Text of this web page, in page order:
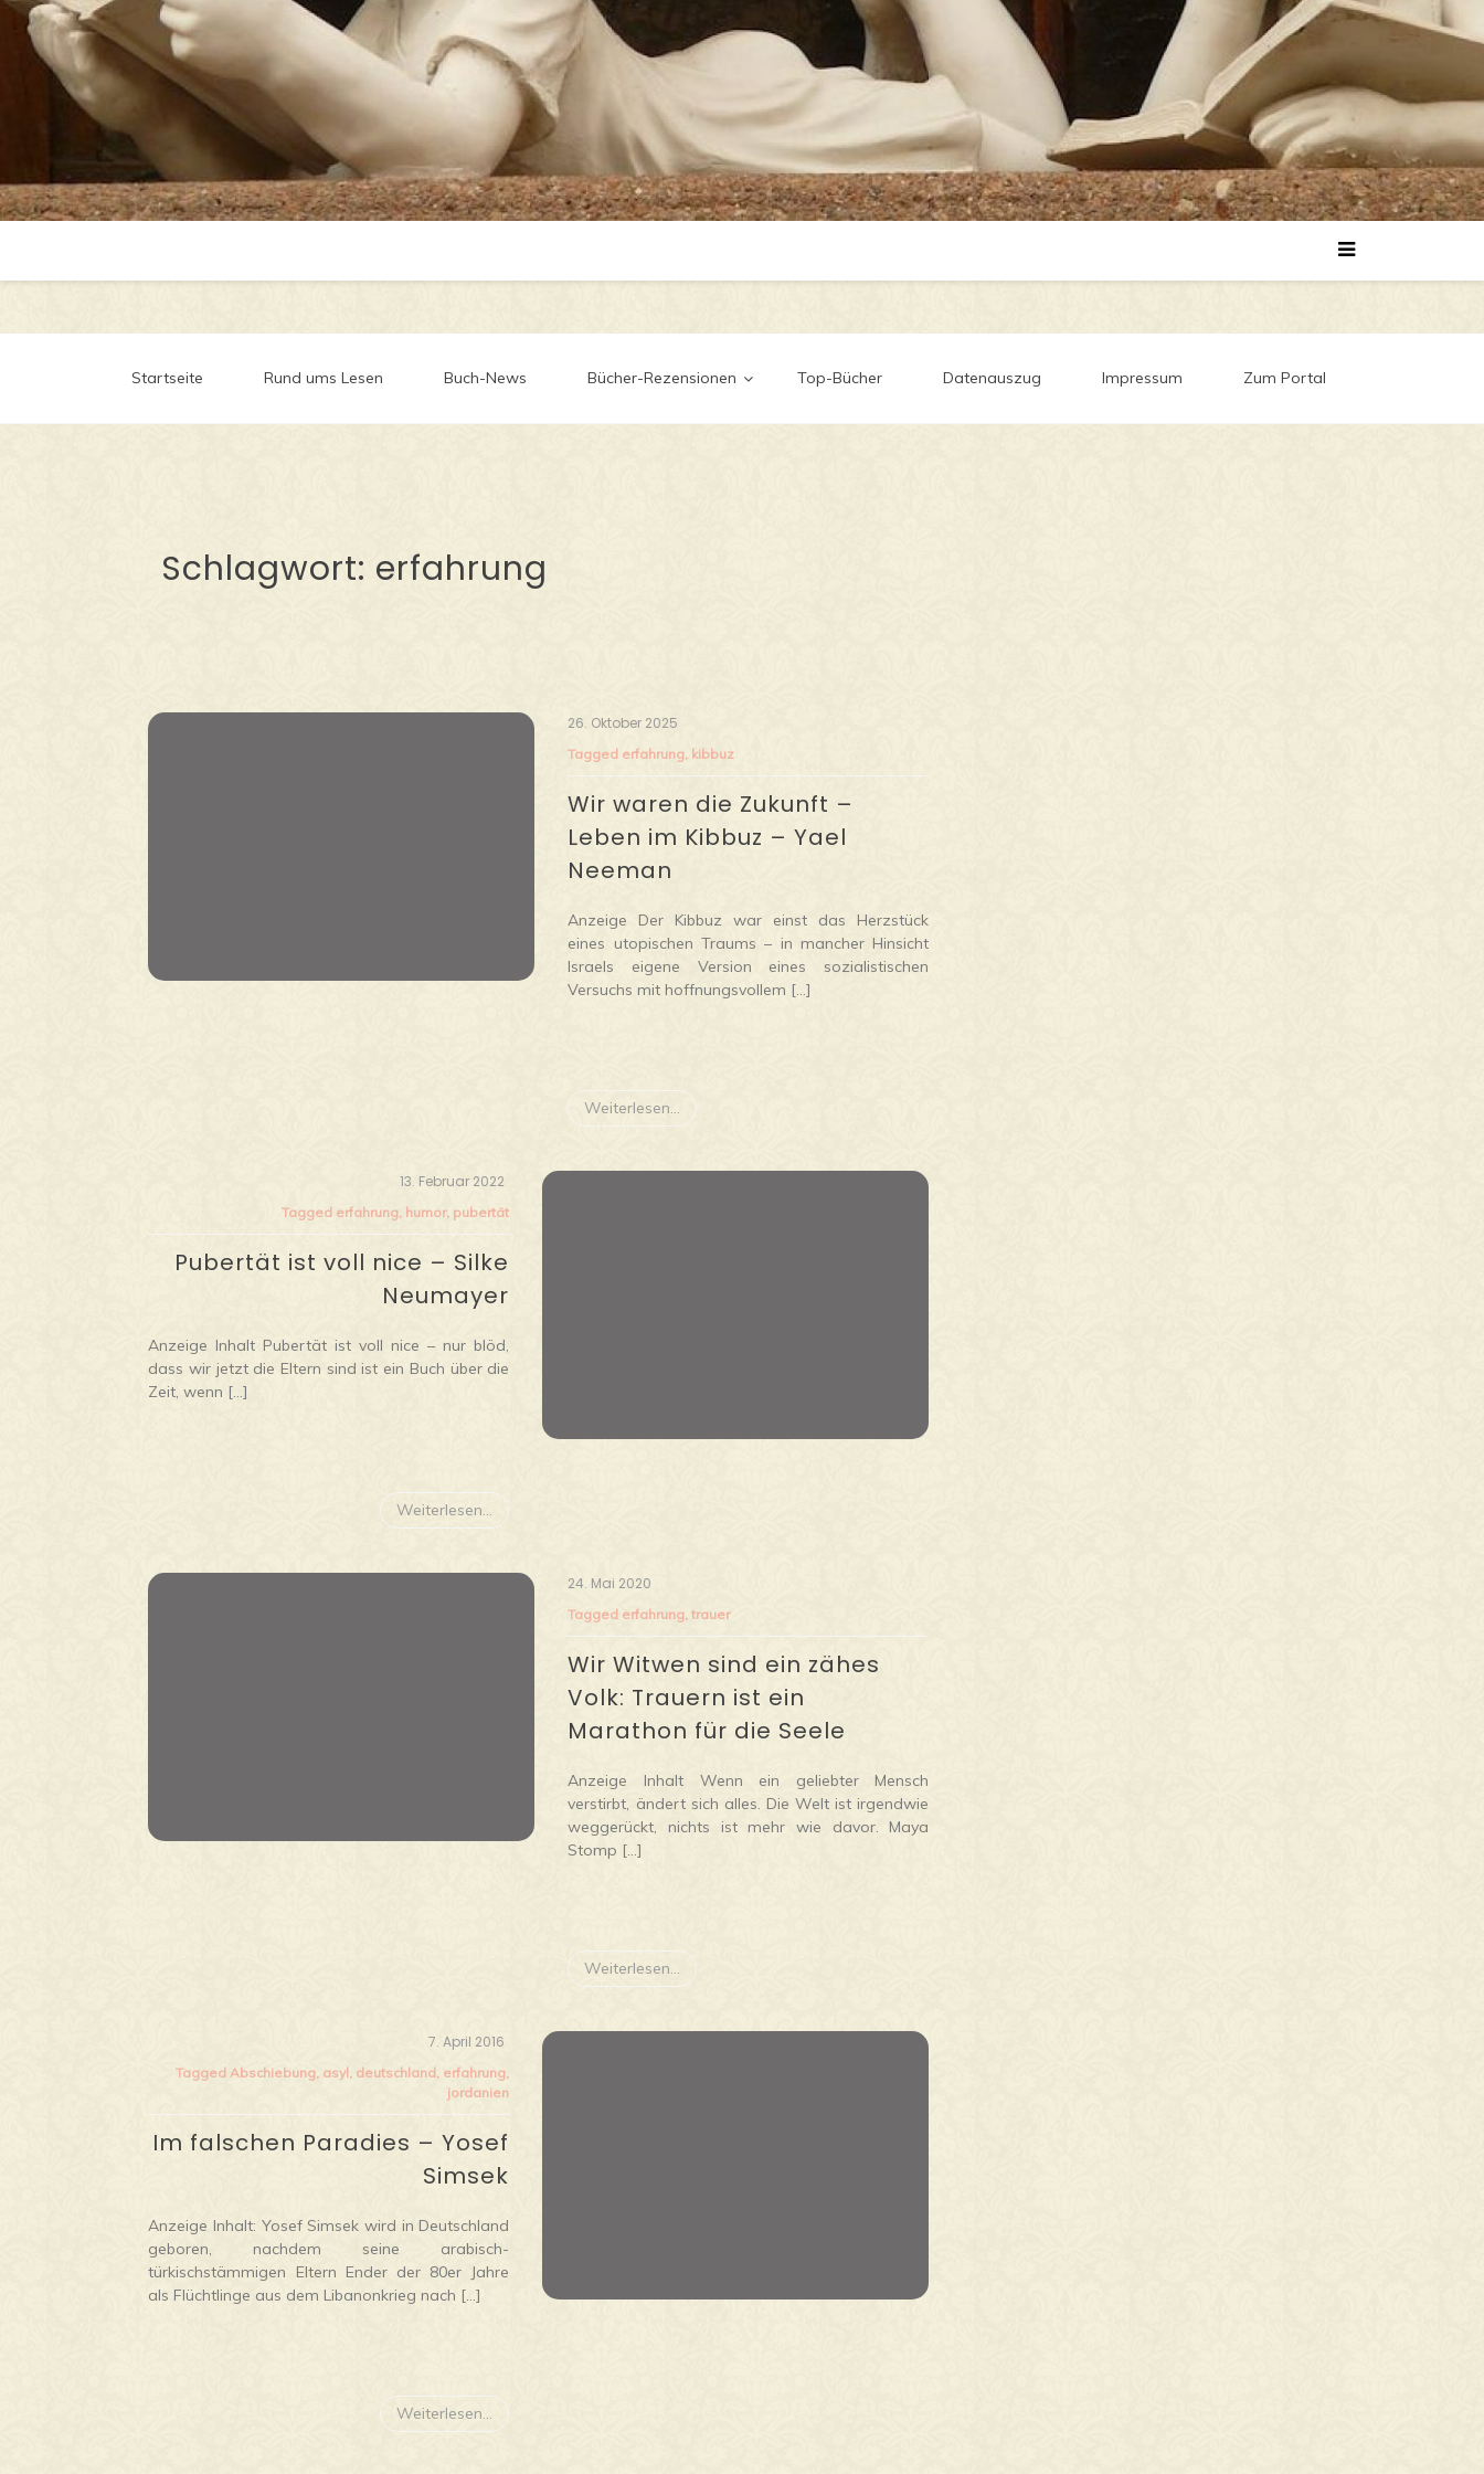
Startseite Rund ums Lesen Buch-News Bücher-Rezensionen Top-Bücher Datenauszug Impressum Zum Portal
Schlagwort: erfahrung
26. Oktober 2025
Tagged erfahrung kibbuz
Wir waren die Zukunft –
Leben im Kibbuz – Yael
Neeman
Anzeige Der Kibbuz war einst das Herzstück
eines utopischen Traums – in mancher Hinsicht
Israels eigene Version eines sozialistischen
Versuchs mit hoffnungsvollem […]
Weiterlesen...
13. Februar 2022
Tagged erfahrung humor, pubertät
Pubertät ist voll nice – Silke
Neumayer
Anzeige Inhalt Pubertät ist voll nice – nur blöd,
dass wir jetzt die Eltern sind ist ein Buch über die
Zeit, wenn […]
Weiterlesen...
24. Mai 2020
Tagged erfahrung ,trauer
Wir Witwen sind ein zähes
Volk: Trauern ist ein
Marathon für die Seele
Anzeige Inhalt Wenn ein geliebter Mensch
verstirbt, ändert sich alles. Die Welt ist irgendwie
weggerückt, nichts ist mehr wie davor. Maya
Stomp […]
Weiterlesen...
7. April 2016
Tagged Abschiebung asyl deutschland erfahrung
jordanien
Im falschen Paradies – Yosef
Simsek
Anzeige Inhalt: Yosef Simsek wird in Deutschland
geboren, nachdem seine arabisch-
türkischstämmigen Eltern Ender der 80er Jahre
als Flüchtlinge aus dem Libanonkrieg nach […]
Weiterlesen...